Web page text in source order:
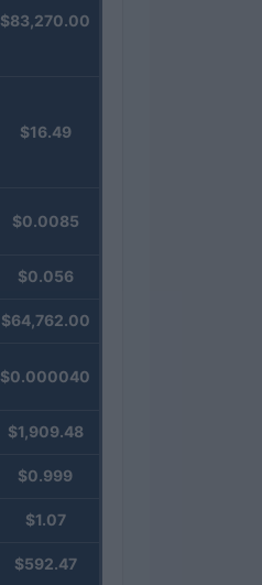
$83,270.00
$16.49
$0.0085
$0.056
$64,762.00
$0.000040
$1,909.48
$0.999
$1.07
$592.47